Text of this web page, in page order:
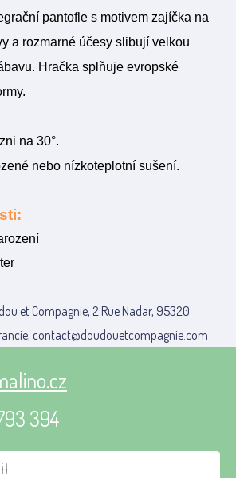
pantofle s motivem zajíčka na
a rozmarné účesy slibují velkou
Hračka splňuje evropské
na 30°.
nebo nízkoteplotní sušení.
et Compagnie, 2 Rue Nadar, 95320
contact@doudouetcompagnie.com
394